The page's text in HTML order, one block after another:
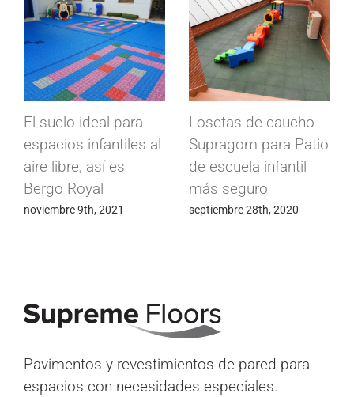
Suelos conductivos
Conducta para
fábrica de
componentes
electrónicos
Losetas industriales
Modulfix en cámaras
frigoríficas
abril 15th, 2020
Pavimentos y revestimientos de pared para